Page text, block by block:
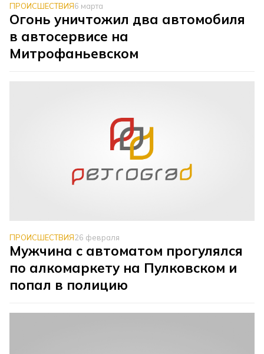
ПРОИСШЕСТВИЯ6 марта
Огонь уничтожил два автомобиля
в автосервисе на
Митрофаньевском
ПРОИСШЕСТВИЯ26 февраля
Мужчина с автоматом прогулялся
по алкомаркету на Пулковском и
попал в полицию